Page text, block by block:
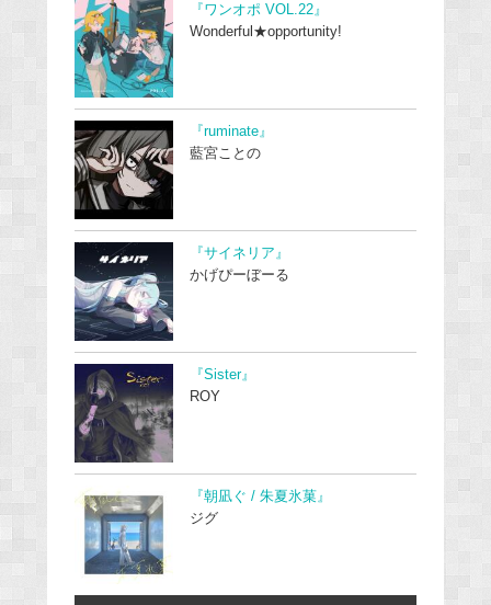
『ワンオポ VOL.22』
Wonderful★opportunity!
『ruminate』
藍宮ことの
『サイネリア』
かげぴーぼーる
『Sister』
ROY
『朝凪ぐ / 朱夏氷菓』
ジグ